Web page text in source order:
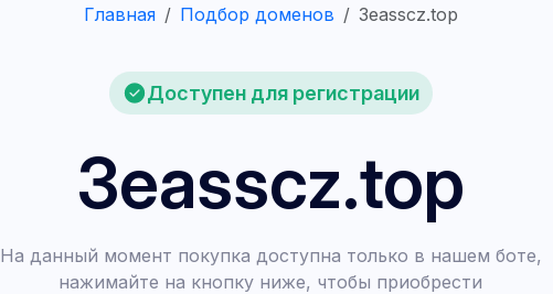
Главная Подбор доменов 3easscz.top
Доступен для регистрации
3easscz.top
На данный момент покупка доступна только в нашем боте,
нажимайте на кнопку ниже, чтобы приобрести